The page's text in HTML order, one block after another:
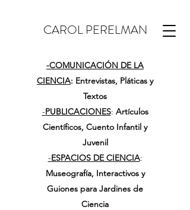
CAROL PERELMAN
-COMUNICACIÓN DE LA
CIENCIA: Entrevistas, Pláticas y
Textos
-PUBLICACIONES: Artículos
Científicos, Cuento Infantil y
Juvenil
-ESPACIOS DE CIENCIA:
Museografía, Interactivos y
Guiones para Jardines de
Ciencia